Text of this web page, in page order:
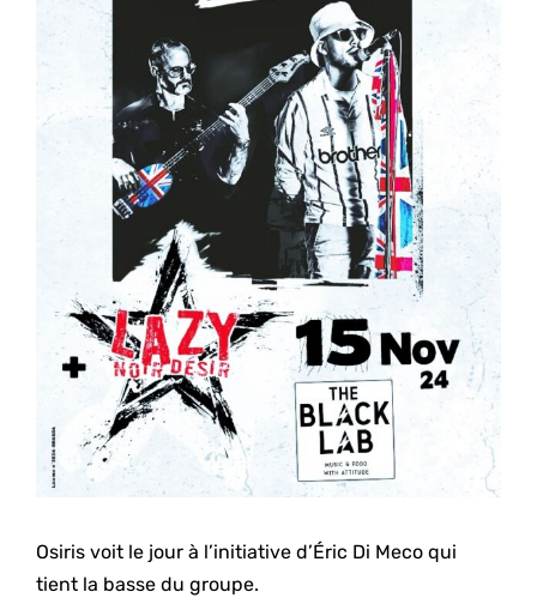
Osiris voit le jour à l’initiative d’Éric Di Meco qui
tient la basse du groupe.